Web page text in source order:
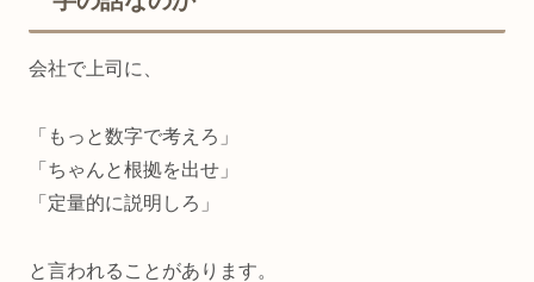
会社で上司に、
「もっと数字で考えろ」
「ちゃんと根拠を出せ」
「定量的に説明しろ」
と言われることがあります。